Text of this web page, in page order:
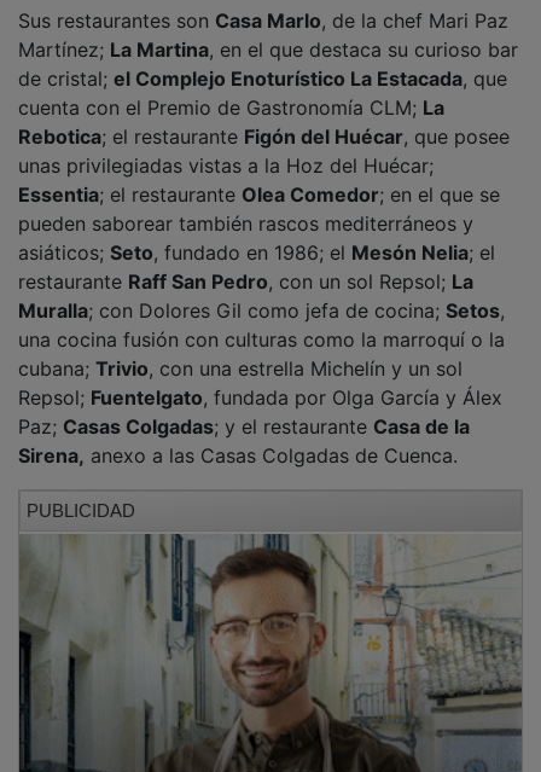
Martínez;La Martina , en el que destaca su curioso bar
de cristal;el Complejo Enoturístico La Estacada, que
cuenta con el Premio de Gastronomía CLM;La
Rebotica; el restaurante Figón del Huécar, que posee
unas privilegiadas vistas a la Hoz del Huécar;
Essentia; el restaurante Olea Comedor; en el que se
pueden saborear también rascos mediterráneos y
asiáticos;Seto, fundado en 1986; elMesón Nelia; el
restauranteRaff San Pedro , con un sol Repsol;La
Muralla; con Dolores Gil como jefa de cocina; Setos
una cocina fusión con culturas como la marroquí o la
cubana;Trivio, con una estrella Michelín y un sol
Repsol; Fuentelgato, fundada por Olga García y Álex
Paz;Casas Colgadas ; y el restaurante Casa de la
Sirena,anexo a las Casas Colgadas de Cuenca.